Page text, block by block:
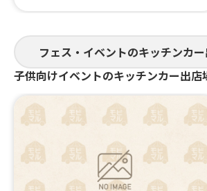
その他イベントも盛りだくさん✨
ご来場お待ちしております !!
フェス・イベントのキッチンカ
子供向けイベントのキッチンカー出店